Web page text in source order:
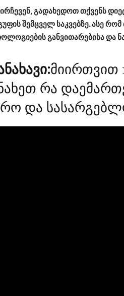
გადახედოთ თქვენს
შემცველ საკვებზე. ასე
განვითარებისა და
მიირთვით
რა
და